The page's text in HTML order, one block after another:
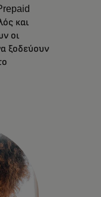
και
οι
ξοδεύουν